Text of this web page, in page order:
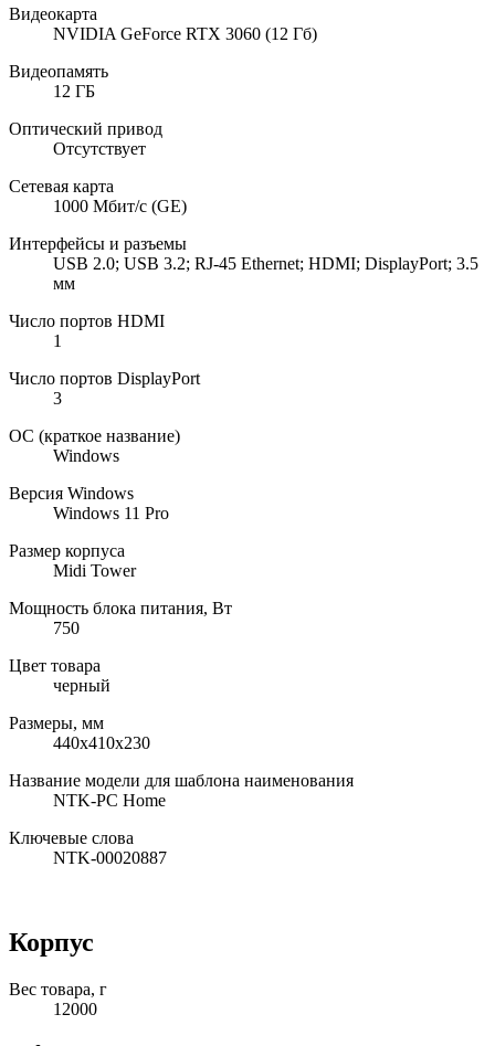
Видеокарта
NVIDIA GeForce RTX 3060 (12 Гб)
Видеопамять
12 ГБ
Оптический привод
Отсутствует
Сетевая карта
1000 Мбит/с (GE)
Интерфейсы и разъемы
USB 2.0; USB 3.2; RJ-45 Ethernet; HDMI; DisplayPort; 3.5
мм
Число портов HDMI
1
Число портов DisplayPort
3
ОС (краткое название)
Windows
Версия Windows
Windows 11 Pro
Размер корпуса
Midi Tower
Мощность блока питания, Вт
750
Цвет товара
черный
Размеры, мм
440x410x230
Название модели для шаблона наименования
NTK-PC Home
Ключевые слова
NTK-00020887
Корпус
Вес товара, г
12000